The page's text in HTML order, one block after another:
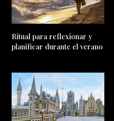
Ritual para reflexionar y
planificar durante el verano